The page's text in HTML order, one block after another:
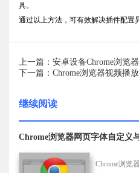
具。
通过以上方法，可有效解决插件配置
上一篇：安卓设备Chrome浏览
下一篇：Chrome浏览器视频播
继续阅读
Chrome浏览器网页字体自定义
Chrome浏览